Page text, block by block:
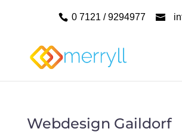
0 7121 / 9294977
Webdesign Gaildorf